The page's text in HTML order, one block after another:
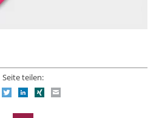
Seite teilen:
FacebookTwitterLinkedIn
Xing